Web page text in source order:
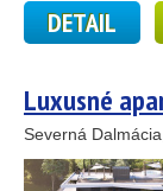
DETAIL
Luxusné
Severná